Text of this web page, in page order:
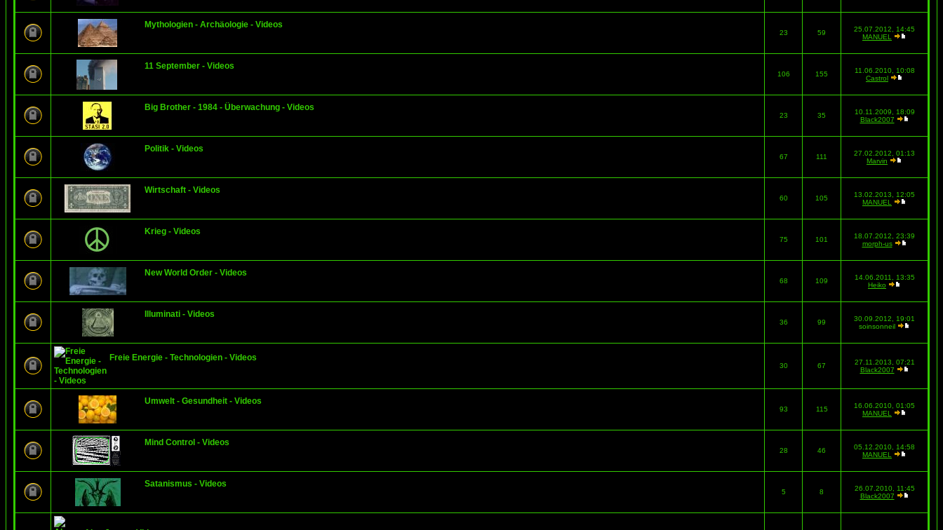
Mythologien - Archäologie - Videos
23 59
25.07.2012, 14:45
MANUEL
11 September - Videos
106 155
11.06.2010, 10:08
Castrol
Big Brother - 1984 - Überwachung - Videos
23 35
10.11.2009, 18:09
Black2007
Politik - Videos
67 111
27.02.2012, 01:13
Marvin
Wirtschaft - Videos
60 105
13.02.2013, 12:05
MANUEL
Krieg - Videos
75 101
18.07.2012, 23:39
morph-us
New World Order - Videos
68 109
14.06.2011, 13:35
Heiko
Illuminati - Videos
36 99
30.09.2012, 19:01
soinsonneil
Freie Energie - Technologien - Videos
30 67
27.11.2013, 07:21
Black2007
Umwelt - Gesundheit - Videos
93 115
16.06.2010, 01:05
MANUEL
Mind Control - Videos
28 46
05.12.2010, 14:58
MANUEL
Satanismus - Videos
5 8
26.07.2010, 11:45
Black2007